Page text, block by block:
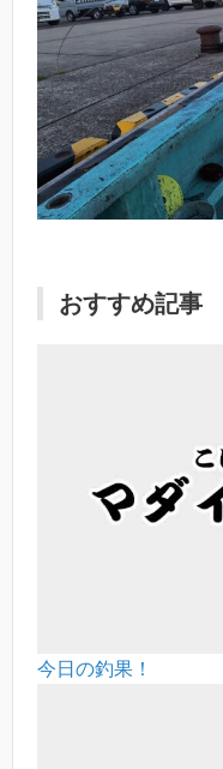
おすすめ記事
今日の釣果！